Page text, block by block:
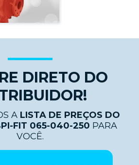
DIRETO DO
A LISTA DE PREÇOS DO
FIT 065-040-250 PARA
VOCÊ.